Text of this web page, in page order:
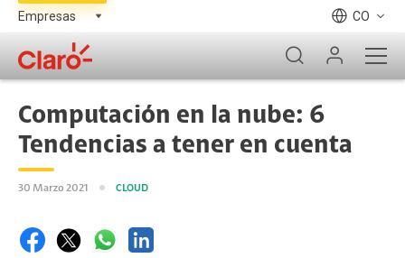
CO
Computación en la nube: 6
Tendencias a tener en cuenta
30 Marzo 2021 CLOUD